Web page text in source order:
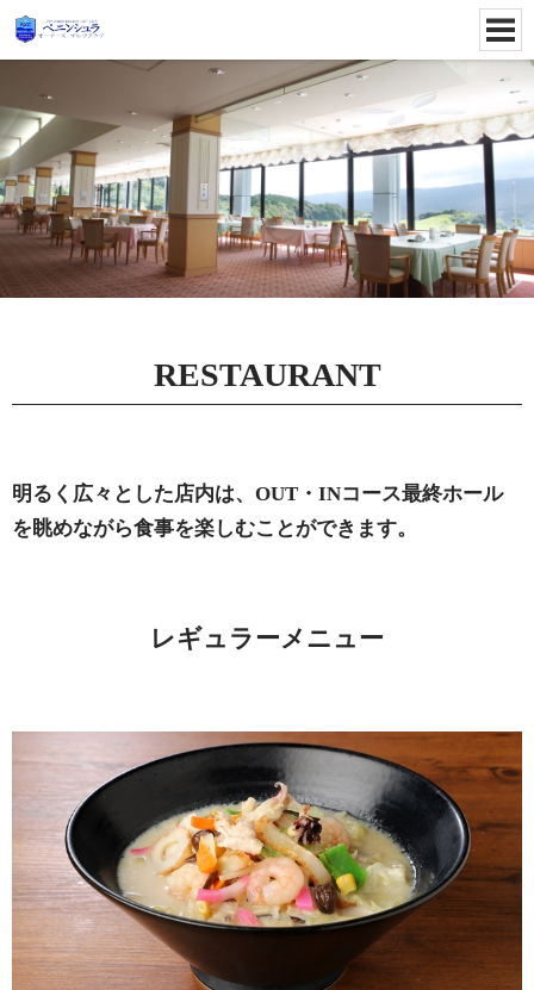
RESTAURANT
明るく広々とした店内は、OUT・INコース最終ホール
を眺めながら食事を楽しむことができます。
レギュラーメニュー